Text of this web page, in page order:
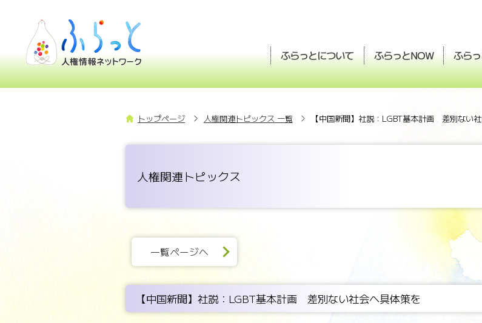
ふらっとについて ふらっとNOW ふら
トップページ 人権関連トピックス 一覧 【中国新聞】社説：LGBT基本計画 差別ない
人権関連トピックス
一覧ページへ
【中国新聞】社説：LGBT基本計画 差別ない社会へ具体策を